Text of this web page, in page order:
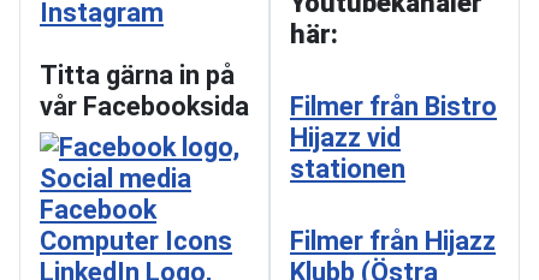
Instagram
Titta gärna in på
vår Facebooksida
här:
Filmer från Bistro
Hijazz vid
stationen
Filmer från Hijazz
Klubb (Östra